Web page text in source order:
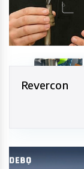
Revercon